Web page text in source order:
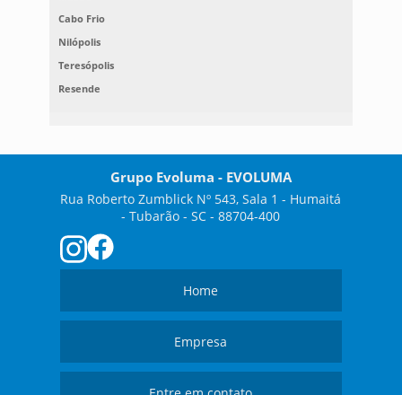
Cabo Frio
Nilópolis
Teresópolis
Resende
Grupo Evoluma - EVOLUMA
Rua Roberto Zumblick Nº 543, Sala 1 - Humaitá
- Tubarão - SC - 88704-400
Home
Empresa